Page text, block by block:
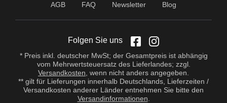
AGB
FAQ Newsletter Blog
Folgen Sie uns
* Preis inkl. deutscher MwSt; der Gesamtpreis ist abhängig
vom Mehrwertsteuersatz des Lieferlandes; zzgl.
Versandkosten , wenn nicht anders angegeben.
** gilt für Lieferungen innerhalb Deutschlands, Lieferzeiten /
Versandkosten anderer Länder entnehmen Sie bitte den
Versandinformationen